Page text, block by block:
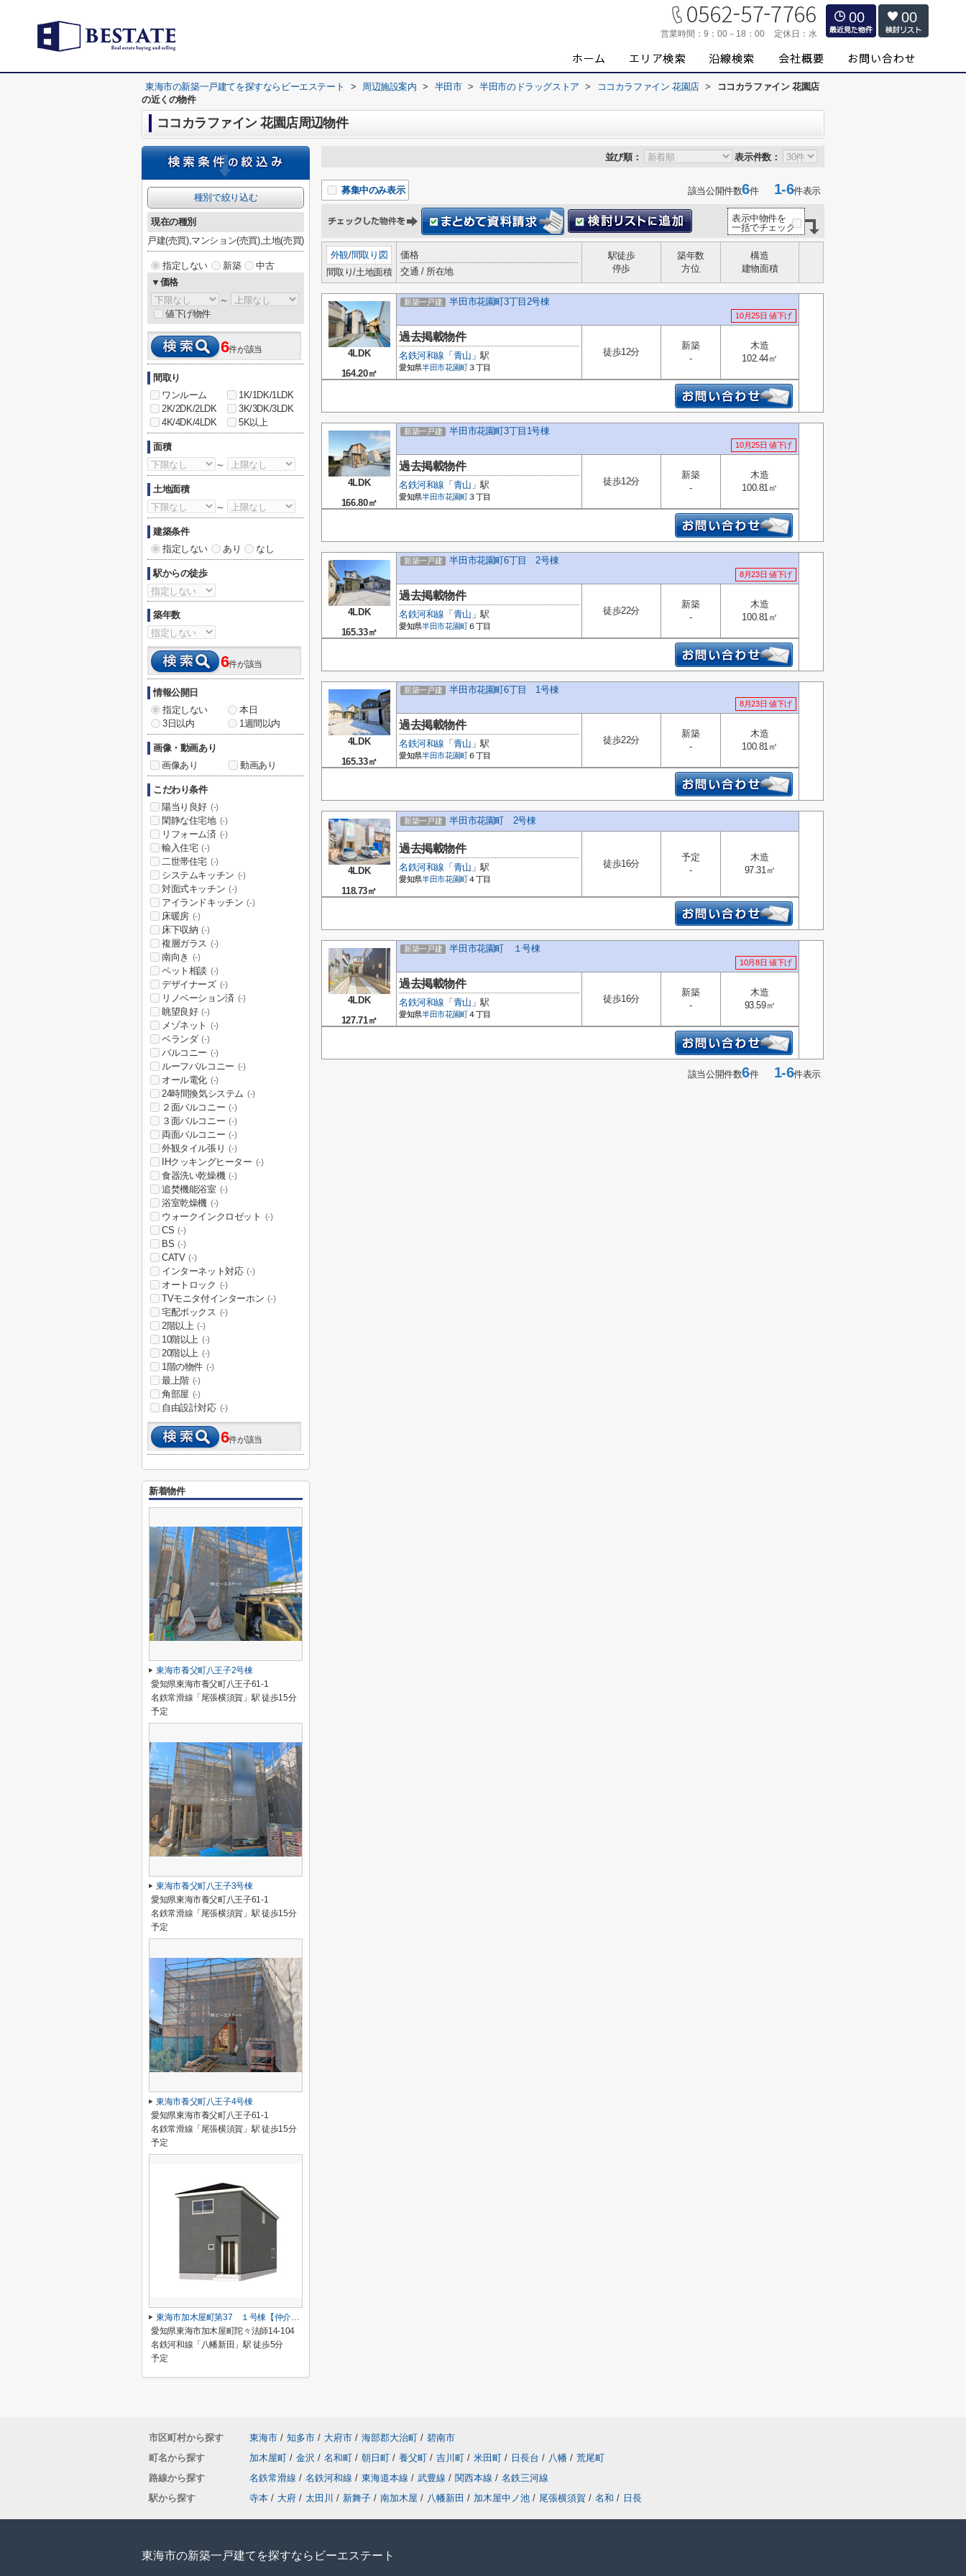
営業時間： 9：00－18：00 定休日： 水
00 00
東海市の新築一戸建てを探すならビーエステート > 周辺施設案内 > 半田市 > 半田市のドラッグストア > ココカラファイン 花園店 >
ココカラファイン 花園店
の近くの物件
ココカラファイン 花園店周辺物件
並び順： 表示件数：
募集中のみ表示 該当公開件数6件1-6件表示
表示中物件を
一括でチェック
外観/間取り図
間取り/土地面積
価格
交通 / 所在地
駅徒歩
停歩
築年数
方位
構造
建物面積
4LDK
164.20㎡
新築一戸建 半田市花園町3丁目2号棟
10月25日 値下げ
過去掲載物件
名鉄河和線 「 青山 」駅
愛知県半田市花園町 ３丁目
徒歩12分
新築
-
木造
102.44㎡
4LDK
166.80㎡
新築一戸建 半田市花園町3丁目1号棟
10月25日 値下げ
過去掲載物件
名鉄河和線 「 青山 」駅
愛知県半田市花園町 ３丁目
徒歩12分
新築
-
木造
100.81㎡
4LDK
165.33㎡
新築一戸建 半田市花園町6丁目 2号棟
8月23日 値下げ
過去掲載物件
名鉄河和線 「 青山 」駅
愛知県半田市花園町 ６丁目
徒歩22分
新築
-
木造
100.81㎡
4LDK
165.33㎡
新築一戸建 半田市花園町6丁目 1号棟
8月23日 値下げ
過去掲載物件
名鉄河和線 「 青山 」駅
愛知県半田市花園町 ６丁目
徒歩22分
新築
-
木造
100.81㎡
4LDK
118.73㎡
新築一戸建 半田市花園町 2号棟
過去掲載物件
名鉄河和線 「 青山 」駅
愛知県半田市花園町 ４丁目
徒歩16分
予定
-
木造
97.31㎡
4LDK
127.71㎡
新築一戸建 半田市花園町 １号棟
10月8日 値下げ
過去掲載物件
名鉄河和線 「 青山 」駅
愛知県半田市花園町 ４丁目
徒歩16分
新築
-
木造
93.59㎡
該当公開件数6件1-6件表示
種別で絞り込む
現在の種別
戸建(売買),マンション(売買),土地(売買)
指定しない 新築
中古
▼価格
～
値下げ物件
6件が該当
間取り
ワンルーム
1K/1DK/1LDK
2K/2DK/2LDK
3K/3DK/3LDK
4K/4DK/4LDK
5K以上
面積
～
土地面積
～
建築条件
指定しない
あり なし
駅からの徒歩
築年数
6件が該当
情報公開日
指定しない
本日
3日以内
1週間以内
画像・動画あり
画像あり
動画あり
こだわり条件
陽当り良好 (-)
閑静な住宅地 (-)
リフォーム済 (-)
輸入住宅 (-)
二世帯住宅 (-)
システムキッチン (-)
対面式キッチン (-)
アイランドキッチン (-)
床暖房 (-)
床下収納 (-)
複層ガラス (-)
南向き (-)
ペット相談 (-)
デザイナーズ (-)
リノベーション済 (-)
眺望良好 (-)
メゾネット (-)
ベランダ (-)
バルコニー (-)
ルーフバルコニー (-)
オール電化 (-)
24時間換気システム (-)
２面バルコニー (-)
３面バルコニー (-)
両面バルコニー (-)
外観タイル張り (-)
IHクッキングヒーター (-)
食器洗い乾燥機 (-)
追焚機能浴室 (-)
浴室乾燥機 (-)
ウォークインクロゼット (-)
CS (-)
BS (-)
CATV (-)
インターネット対応 (-)
オートロック (-)
TVモニタ付インターホン (-)
宅配ボックス (-)
2階以上 (-)
10階以上 (-)
20階以上 (-)
1階の物件 (-)
最上階 (-)
角部屋 (-)
自由設計対応 (-)
6件が該当
新着物件
東海市養父町八王子2号棟
愛知県東海市養父町八王子61-1
名鉄常滑線「尾張横須賀」駅 徒歩15分
予定
東海市養父町八王子3号棟
愛知県東海市養父町八王子61-1
名鉄常滑線「尾張横須賀」駅 徒歩15分
予定
東海市養父町八王子4号棟
愛知県東海市養父町八王子61-1
名鉄常滑線「尾張横須賀」駅 徒歩15分
予定
東海市加木屋町第37 １号棟【仲介手数料０円】
愛知県東海市加木屋町陀々法師14-104
名鉄河和線「八幡新田」駅 徒歩5分
予定
市区町村から探す 東海市 / 知多市 / 大府市 / 海部郡大治町 / 碧南市
町名から探す
加木屋町 / 金沢 / 名和町 / 朝日町 / 養父町 / 吉川町 / 米田町 / 日長台 / 八幡 / 荒尾町
路線から探す
名鉄常滑線 / 名鉄河和線 / 東海道本線 / 武豊線 / 関西本線 / 名鉄三河線
駅から探す
寺本 / 大府 / 太田川 / 新舞子 / 南加木屋 / 八幡新田 / 加木屋中ノ池 / 尾張横須賀 / 名和 / 日長
東海市の新築一戸建てを探すならビーエステート